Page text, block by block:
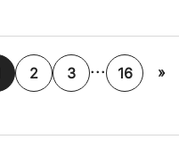
2 3 ... 16 »